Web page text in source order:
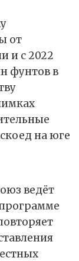
от
и с 2022
фунтов в
на юге
ведёт